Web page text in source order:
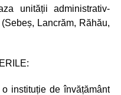
unității administrativ-
Lancrăm, Răhău,
instituție de învățământ